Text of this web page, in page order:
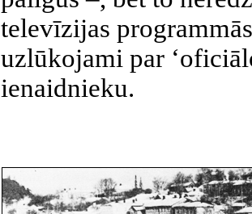
televīzijas
uzlūkojami par
ienaidnieku.